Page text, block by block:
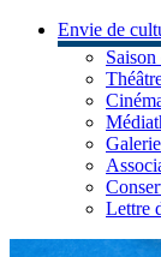
Envie de
Lettre